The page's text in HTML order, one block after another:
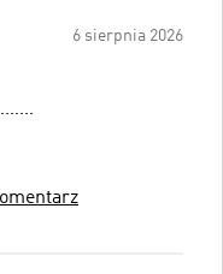
6 sierpnia 2026